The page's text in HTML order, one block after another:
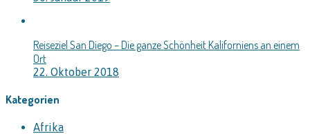
Reiseziel San Diego – Die ganze Schönheit Kaliforniens an einem
Ort
22. Oktober 2018
Kategorien
Afrika